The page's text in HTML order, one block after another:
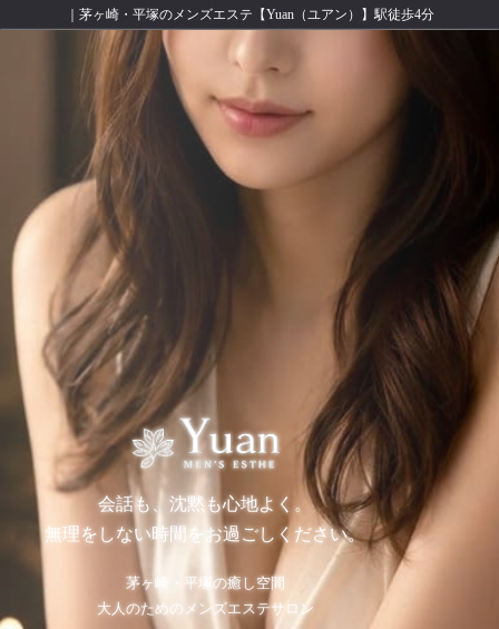
｜茅ヶ崎・平塚のメンズエステ【Yuan（ユアン）】駅徒歩4分
会話も、沈黙も心地よく。
無理をしない時間をお過ごしください。
茅ヶ崎・平塚の癒し空間
大人のためのメンズエステサロン